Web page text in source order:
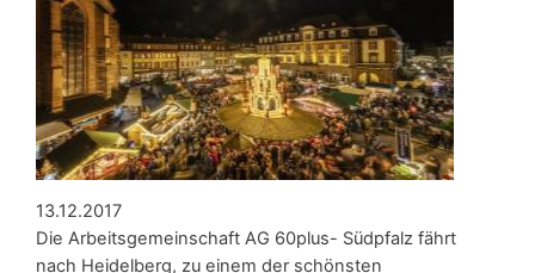
13.12.2017
Die Arbeitsgemeinschaft AG 60plus- Südpfalz fährt
nach Heidelberg, zu einem der schönsten